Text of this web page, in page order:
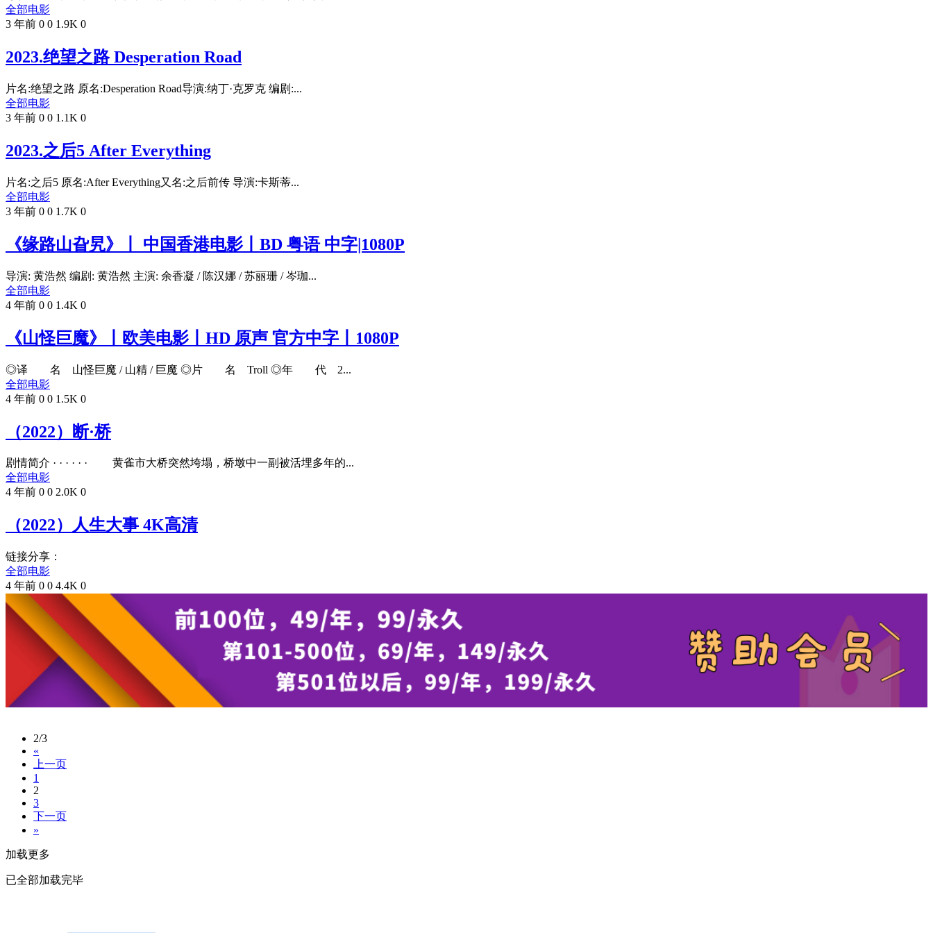
全部电影
3 年前 0 0 1.9K 0
2023.绝望之路 Desperation Road
片名:绝望之路 原名:Desperation Road导演:纳丁·克罗克 编剧:...
全部电影
3 年前 0 0 1.1K 0
2023.之后5 After Everything
片名:之后5 原名:After Everything又名:之后前传 导演:卡斯蒂...
全部电影
3 年前 0 0 1.7K 0
《缘路山旮旯》丨 中国香港电影丨BD 粤语 中字|1080P
导演: 黄浩然 编剧: 黄浩然 主演: 余香凝 / 陈汉娜 / 苏丽珊 / 岑珈...
全部电影
4 年前 0 0 1.4K 0
《山怪巨魔》丨欧美电影丨HD 原声 官方中字丨1080P
◎译 名 山怪巨魔 / 山精 / 巨魔 ◎片 名 Troll ◎年 代 2...
全部电影
4 年前 0 0 1.5K 0
（2022）断·桥
剧情简介 · · · · · · 黄雀市大桥突然垮塌，桥墩中一副被活埋多年的...
全部电影
4 年前 0 0 2.0K 0
（2022）人生大事 4K高清
链接分享：
全部电影
4 年前 0 0 4.4K 0
2/3
«
上一页
1
2
3
下一页
»
加载更多
已全部加载完毕